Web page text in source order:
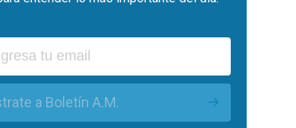
a Boletín A.M.